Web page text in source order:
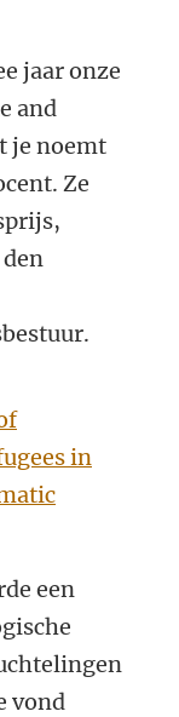
jaar onze
and
je noemt
Ze
in
een
vond